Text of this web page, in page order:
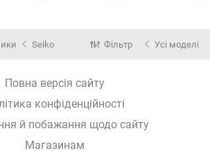
Seiko Фільтр Усі моделі
Повна версія сайту
конфіденційності
й побажання щодо сайту
Магазинам